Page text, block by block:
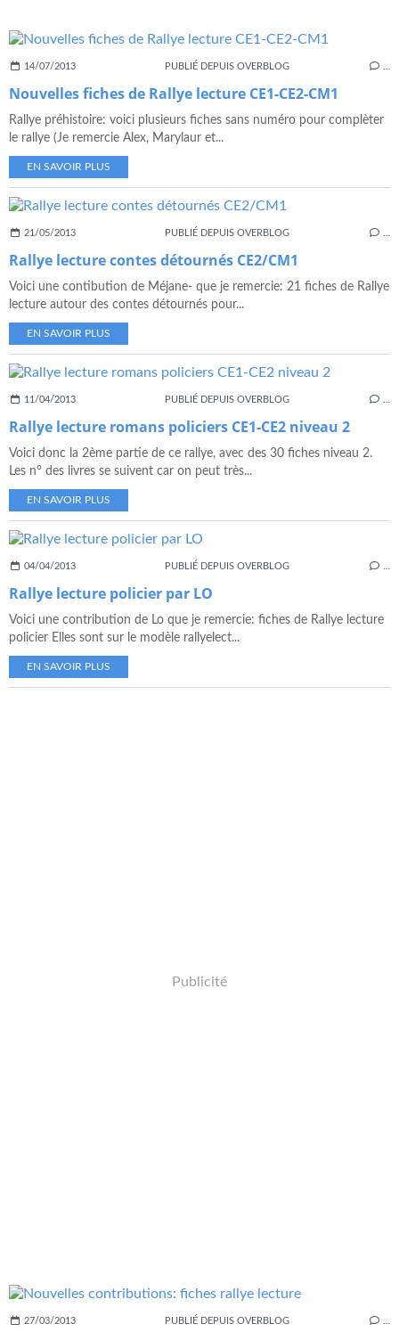
14/07/2013 PUBLIÉ DEPUIS OVERBLOG
Nouvelles fiches de Rallye lecture CE1-CE2-CM1
Rallye préhistoire: voici plusieurs fiches sans numéro pour complèter
le rallye (Je remercie Alex, Marylaur et...
EN SAVOIR PLUS
21/05/2013 PUBLIÉ DEPUIS OVERBLOG
Rallye lecture contes détournés CE2/CM1
Voici une contibution de Méjane- que je remercie: 21 fiches de Rallye
lecture autour des contes détournés pour...
EN SAVOIR PLUS
11/04/2013 PUBLIÉ DEPUIS OVERBLOG
Rallye lecture romans policiers CE1-CE2 niveau 2
Voici donc la 2ème partie de ce rallye, avec des 30 fiches niveau 2.
Les n° des livres se suivent car on peut très...
EN SAVOIR PLUS
04/04/2013 PUBLIÉ DEPUIS OVERBLOG
Rallye lecture policier par LO
Voici une contribution de Lo que je remercie: fiches de Rallye lecture
policier Elles sont sur le modèle rallyelect...
EN SAVOIR PLUS
Publicité
27/03/2013 PUBLIÉ DEPUIS OVERBLOG